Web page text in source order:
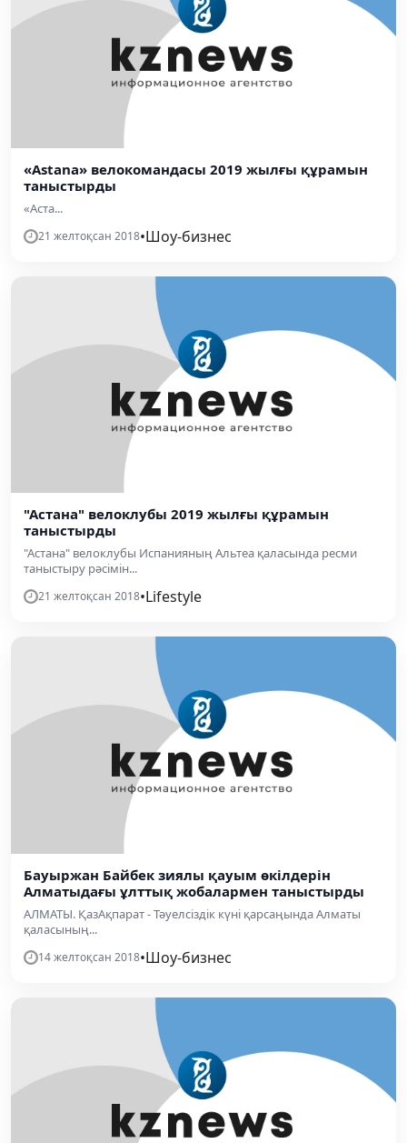
«Astana» велокомандасы 2019 жылғы құрамын
таныстырды
«Аста...
21 желтоқсан 2018•Шоу-бизнес
"Астана" велоклубы 2019 жылғы құрамын
таныстырды
"Астана" велоклубы Испанияның Альтеа қаласында ресми
таныстыру рәсімін...
21 желтоқсан 2018•Lifestyle
Бауыржан Байбек зиялы қауым өкілдерін
Алматыдағы ұлттық жобалармен таныстырды
АЛМАТЫ. ҚазАқпарат - Тәуелсіздік күні қарсаңында Алматы
қаласының...
14 желтоқсан 2018•Шоу-бизнес